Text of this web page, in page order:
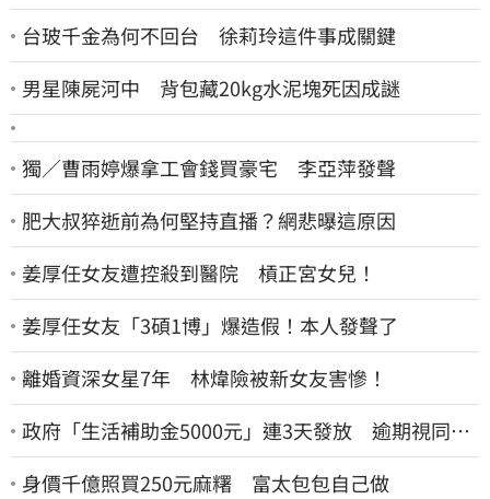
台玻千金為何不回台 徐莉玲這件事成關鍵
男星陳屍河中 背包藏20kg水泥塊死因成謎
獨／曹雨婷爆拿工會錢買豪宅 李亞萍發聲
肥大叔猝逝前為何堅持直播？網悲曝這原因
姜厚任女友遭控殺到醫院 槓正宮女兒！
姜厚任女友「3碩1博」爆造假！本人發聲了
離婚資深女星7年 林煒險被新女友害慘！
政府「生活補助金5000元」連3天發放 逾期視同放
棄
身價千億照買250元麻糬 富太包包自己做